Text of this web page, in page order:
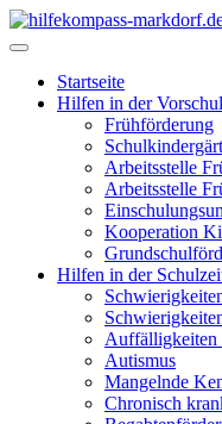
Startseite
Hilfen in der
Frühförderung
Arbeitsstelle
Arbeitsstelle
Kooperation
Hilfen in der
Auffälligkeiten
Autismus
Mangelnde
Chronisch